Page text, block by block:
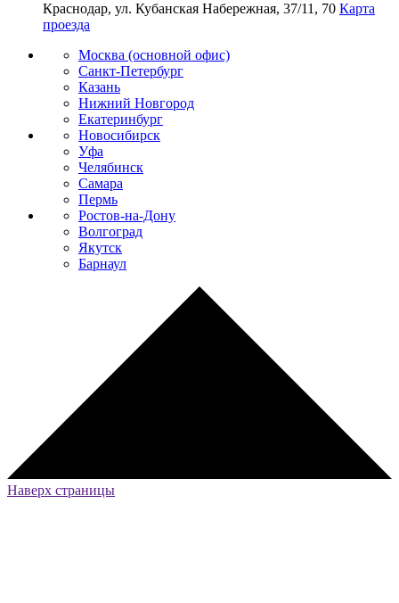
Краснодар, ул. Кубанская Набережная, 37/11, 70 Карта
проезда
Москва (основной офис)
Санкт-Петербург
Казань
Нижний Новгород
Екатеринбург
Новосибирск
Уфа
Челябинск
Самара
Пермь
Ростов-на-Дону
Волгоград
Якутск
Барнаул
Наверх страницы